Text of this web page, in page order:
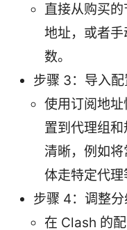
直接从购买
地址，或者
数。
步骤 3：导入配
使用订阅地
置到代理组
清晰，例如
体走特定代理
步骤 4：调整分
在 Clash 的